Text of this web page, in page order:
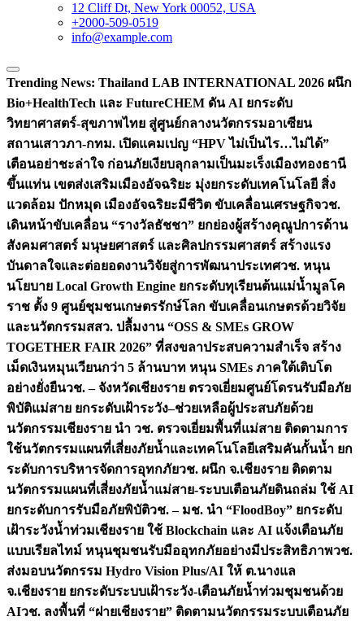
12 Cliff Dt, New York 00052, USA
+2000-509-0519
info@example.com
Trending News: Thailand LAB INTERNATIONAL 2026 ผนึก
Bio+HealthTech และ FutureCHEM ดัน AI ยกระดับ
วิทยาศาสตร์-สุขภาพไทย สู่ศูนย์กลางนวัตกรรมอาเซียน
สถานเสาวภา-กทม. เปิดแคมเปญ “HPV ไม่เป็นไร…ไม่ได้”
เตือนอย่าชะล่าใจ ก่อนภัยเงียบลุกลามเป็นมะเร็งเมืองทองธานี
ขึ้นแท่น เขตส่งเสริมเมืองอัจฉริยะ มุ่งยกระดับเทคโนโลยี สิ่ง
แวดล้อม ปักหมุด เมืองอัจฉริยะมีชีวิต ขับเคลื่อนเศรษฐกิจวช.
เดินหน้าขับเคลื่อน “รางวัลธัชชา” ยกย่องผู้สร้างคุณูปการด้าน
สังคมศาสตร์ มนุษยศาสตร์ และศิลปกรรมศาสตร์ สร้างแรง
บันดาลใจและต่อยอดงานวิจัยสู่การพัฒนาประเทศวช. หนุน
นโยบาย Local Growth Engine ยกระดับทุเรียนต้นแม่น้ำมูลโค
ราช ตั้ง 9 ศูนย์ชุมชนเกษตรรักษ์โลก ขับเคลื่อนเกษตรด้วยวิจัย
และนวัตกรรมสสว. ปลื้มงาน “OSS & SMEs GROW
TOGETHER FAIR 2026” ที่สงขลาประสบความสำเร็จ สร้าง
เม็ดเงินหมุนเวียนกว่า 5 ล้านบาท หนุน SMEs ภาคใต้เติบโต
อย่างยั่งยืนวช. – จังหวัดเชียงราย ตรวจเยี่ยมศูนย์โดรนรับมือภัย
พิบัติแม่สาย ยกระดับเฝ้าระวัง–ช่วยเหลือผู้ประสบภัยด้วย
นวัตกรรมเชียงราย นำ วช. ตรวจเยี่ยมพื้นที่แม่สาย ติดตามการ
ใช้นวัตกรรมแผนที่เสี่ยงภัยน้ำและเทคโนโลยีเสริมคันกั้นน้ำ ยก
ระดับการบริหารจัดการอุทกภัยวช. ผนึก จ.เชียงราย ติดตาม
นวัตกรรมแผนที่เสี่ยงภัยน้ำแม่สาย-ระบบเตือนภัยดินถล่ม ใช้ AI
ยกระดับการรับมือภัยพิบัติวช. – มช. นำ “FloodBoy” ยกระดับ
เฝ้าระวังน้ำท่วมเชียงราย ใช้ Blockchain และ AI แจ้งเตือนภัย
แบบเรียลไทม์ หนุนชุมชนรับมืออุทกภัยอย่างมีประสิทธิภาพวช.
ส่งมอบนวัตกรรม Hydro Vision Plus/AI ให้ ต.นางแล
จ.เชียงราย ยกระดับระบบเฝ้าระวัง-เตือนภัยน้ำท่วมชุมชนด้วย
AIวช. ลงพื้นที่ “ฝายเชียงราย” ติดตามนวัตกรรมระบบเตือนภัย